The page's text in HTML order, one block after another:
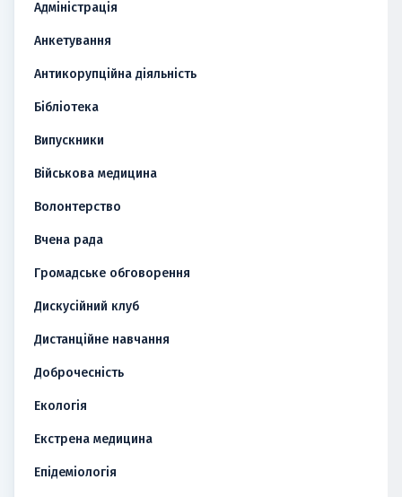
Адміністрація
Анкетування
Антикорупційна діяльність
Бібліотека
Випускники
Військова медицина
Волонтерство
Вчена рада
Громадське обговорення
Дискусійний клуб
Дистанційне навчання
Доброчесність
Екологія
Екстрена медицина
Епідеміологія